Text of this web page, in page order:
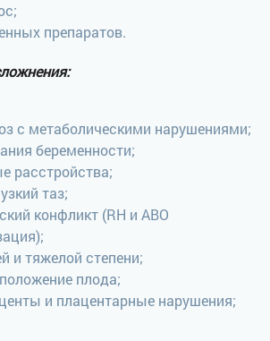
препаратов.
с метаболическими нарушениями;
беременности;
расстройства;
таз;
конфликт (RН и АВО
и тяжелой степени;
плода;
и плацентарные нарушения;